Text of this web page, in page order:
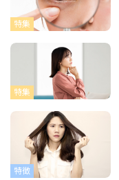
特集
特集
特徴